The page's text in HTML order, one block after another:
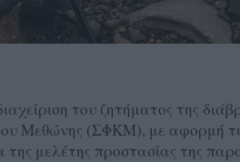
του ζητήματος της
Μεθώνης (ΣΦΚΜ), με αφορμή
μελέτης προστασίας της